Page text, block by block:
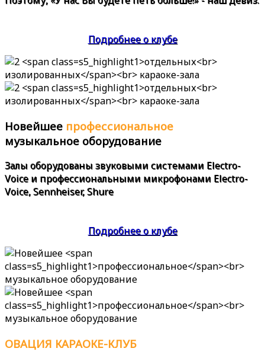
Подробнее о клубе
Новейшее профессиональное
музыкальное оборудование
Залы оборудованы звуковыми системами Electro-
Voiceи профессиональными микрофонами Electro-
Voice, Sennheiser, Shure
Подробнее о клубе
ОВАЦИЯ КАРАОКЕ-КЛУБ